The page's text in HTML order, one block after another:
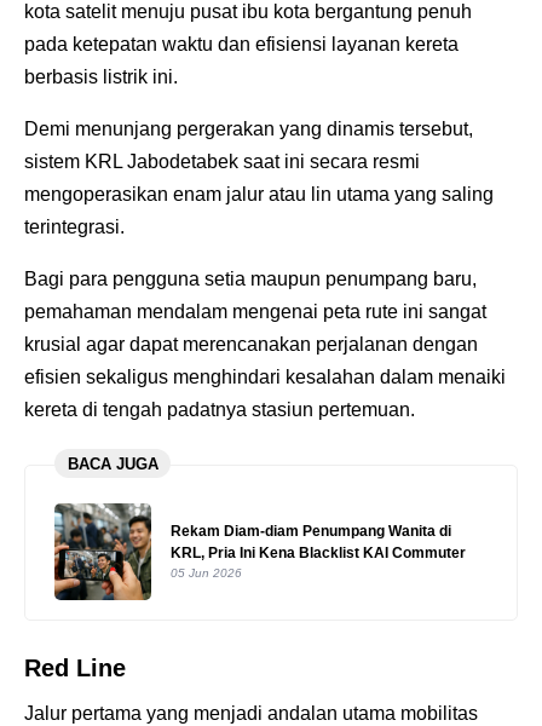
kota satelit menuju pusat ibu kota bergantung penuh
pada ketepatan waktu dan efisiensi layanan kereta
berbasis listrik ini.
Demi menunjang pergerakan yang dinamis tersebut,
sistem KRL Jabodetabek saat ini secara resmi
mengoperasikan enam jalur atau lin utama yang saling
terintegrasi.
Bagi para pengguna setia maupun penumpang baru,
pemahaman mendalam mengenai peta rute ini sangat
krusial agar dapat merencanakan perjalanan dengan
efisien sekaligus menghindari kesalahan dalam menaiki
kereta di tengah padatnya stasiun pertemuan.
BACA JUGA
Rekam Diam-diam Penumpang Wanita di
KRL, Pria Ini Kena Blacklist KAI Commuter
05 Jun 2026
Red Line
Jalur pertama yang menjadi andalan utama mobilitas